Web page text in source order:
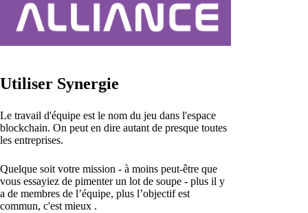
Utiliser Synergie
Le travail d'équipe est le nom du jeu dans l'espace
blockchain. On peut en dire autant de presque toutes
les entreprises.
Quelque soit votre mission - à moins peut-être que
vous essayiez de pimenter un lot de soupe - plus il y
a de membres de l’équipe, plus l’objectif est
commun, c'est mieux .